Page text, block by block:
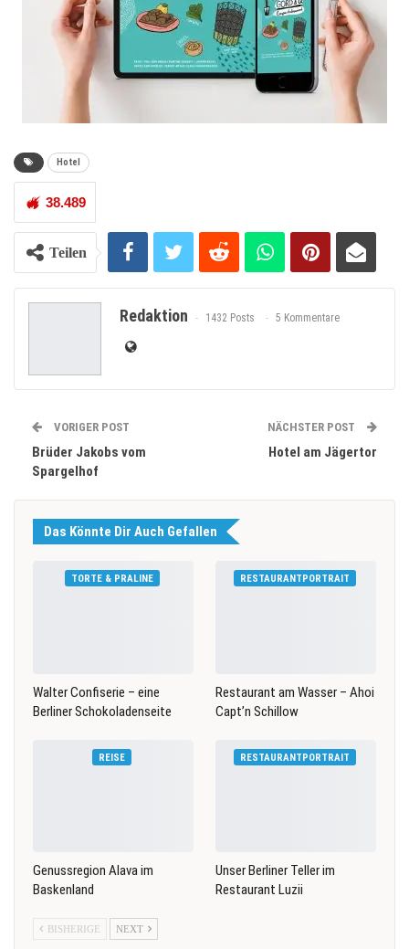
Hotel
38.489
Teilen
Redaktion 1432 Posts 5 Kommentare
VORIGER POST
Brüder Jakobs vom
Spargelhof
NÄCHSTER POST
Hotel am Jägertor
Das Könnte Dir Auch Gefallen
TORTE & PRALINE
Walter Confiserie – eine
Berliner Schokoladenseite
RESTAURANTPORTRAIT
Restaurant am Wasser – Ahoi
Capt’n Schillow
REISE
Genussregion Alava im
Baskenland
RESTAURANTPORTRAIT
Unser Berliner Teller im
Restaurant Luzii
BISHERIGE NEXT